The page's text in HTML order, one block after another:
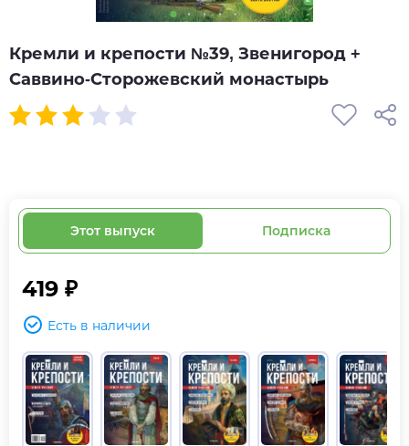
Кремли и крепости №39, Звенигород +
Саввино-Сторожевский монастырь
Этот выпуск Подписка
419 ₽
Есть в наличии